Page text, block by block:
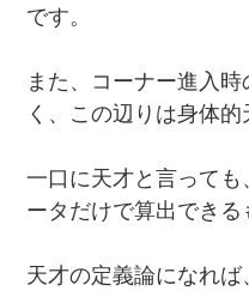
です。
また、コーナー進入
く、この辺りは身体
一口に天才と言って
ータだけで算出できる
天才の定義論になれ